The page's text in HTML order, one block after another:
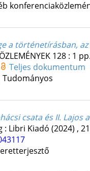
a történetírásban,
128: 1
Teljes dokumentum
Tudományos
csata és II. Lajos
: Libri Kiadó (2024) ,